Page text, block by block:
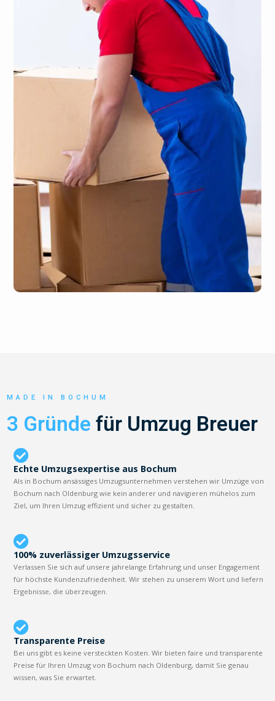
MADE IN BOCHUM
3 Gründe für Umzug Breuer
Echte Umzugsexpertise aus Bochum
Als in Bochum ansässiges Umzugsunternehmen verstehen wir Umzüge von
Bochum nach Oldenburg wie kein anderer und navigieren mühelos zum
Ziel, um Ihren Umzug effizient und sicher zu gestalten.
100% zuverlässiger Umzugsservice
Verlassen Sie sich auf unsere jahrelange Erfahrung und unser Engagement
für höchste Kundenzufriedenheit. Wir stehen zu unserem Wort und liefern
Ergebnisse, die überzeugen.
Transparente Preise
Bei uns gibt es keine versteckten Kosten. Wir bieten faire und transparente
Preise für Ihren Umzug von Bochum nach Oldenburg, damit Sie genau
wissen, was Sie erwartet.